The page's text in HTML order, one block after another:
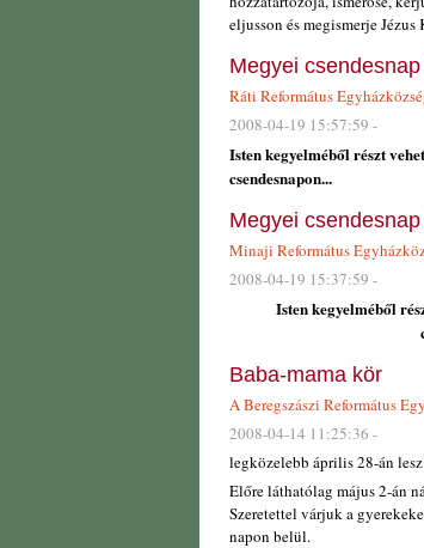
eljusson és megismerje
Megyei
Ráti Református
2008-04-19 15:57:59 -
Isten kegyelméből részt
csendesnapon...
Megyei
Minaji Református
2008-04-19 15:37:59 -
Isten kegyelméből
Baba-mama kör
A Beregszászi Református
2008-04-14 11:25:36 -
legközelebb április 28-án
Előre láthatólag május 2-án
Szeretettel várjuk a
napon belül.